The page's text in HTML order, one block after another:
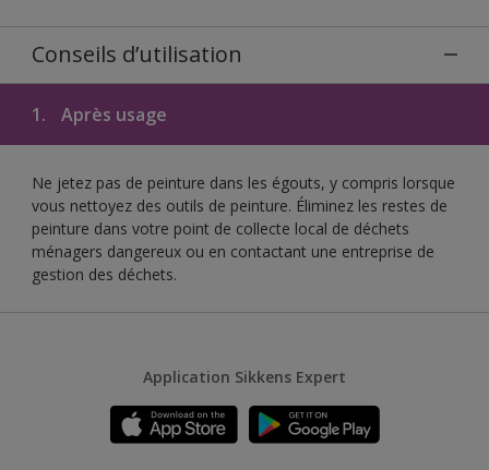
Conseils d’utilisation
1. Après usage
Ne jetez pas de peinture dans les égouts, y compris lorsque
vous nettoyez des outils de peinture. Éliminez les restes de
peinture dans votre point de collecte local de déchets
ménagers dangereux ou en contactant une entreprise de
gestion des déchets.
Application Sikkens Expert